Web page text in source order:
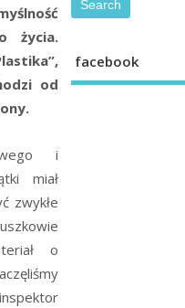
życia.
od
i
miał
zwykłe
o
facebook